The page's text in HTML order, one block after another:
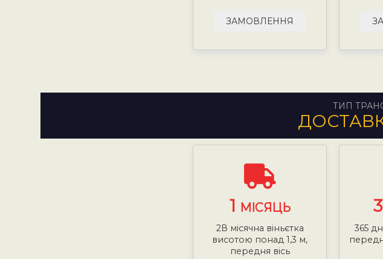
ЗАМОВЛЕННЯ
ТИП
1 МІСЯЦЬ
2В місячна віньєтка
висотою понад 1,3 м,
передня вісь
365